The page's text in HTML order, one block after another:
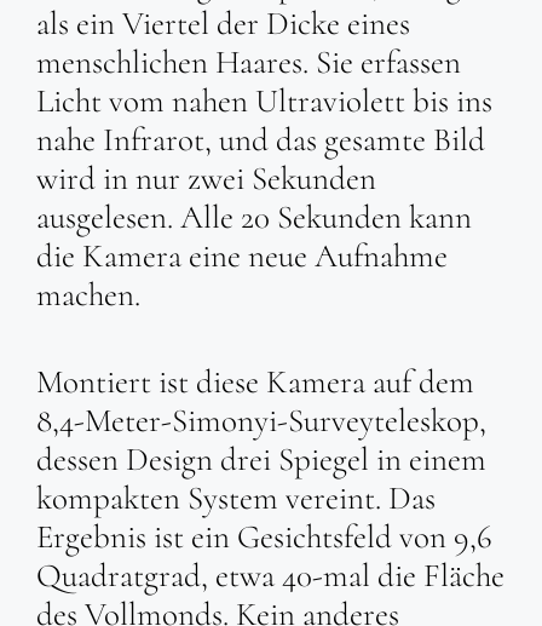
als ein Viertel der Dicke eines
menschlichen Haares. Sie erfassen
Licht vom nahen Ultraviolett bis ins
nahe Infrarot, und das gesamte Bild
wird in nur zwei Sekunden
ausgelesen. Alle 20 Sekunden kann
die Kamera eine neue Aufnahme
machen.
Montiert ist diese Kamera auf dem
8,4-Meter-Simonyi-Surveyteleskop,
dessen Design drei Spiegel in einem
kompakten System vereint. Das
Ergebnis ist ein Gesichtsfeld von 9,6
Quadratgrad, etwa 40-mal die Fläche
des Vollmonds. Kein anderes